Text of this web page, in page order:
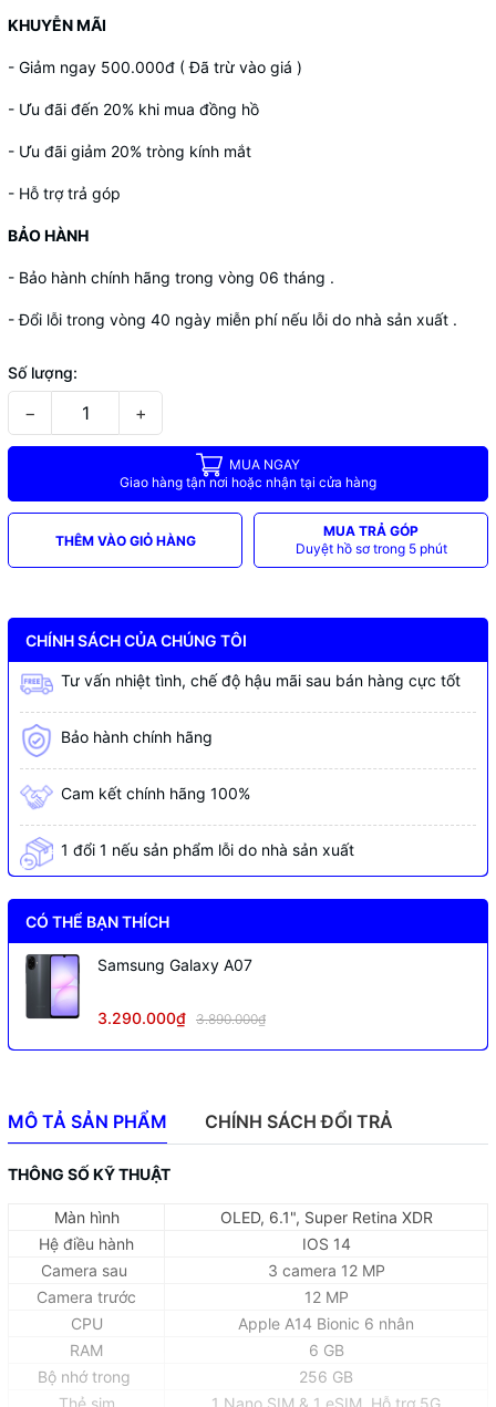
KHUYỄN MÃI
- Giảm ngay 500.000đ ( Đã trừ vào giá )
- Ưu đãi đến 20% khi mua đồng hồ
- Ưu đãi giảm 20% tròng kính mắt
- Hỗ trợ trả góp
BẢO HÀNH
- Bảo hành chính hãng trong vòng 06 tháng .
- Đổi lỗi trong vòng 40 ngày miễn phí nếu lỗi do nhà sản xuất .
Số lượng:
− +
MUA NGAY
Giao hàng tận nơi hoặc nhận tại cửa hàng
THÊM VÀO GIỎ HÀNG
MUA TRẢ GÓP
Duyệt hồ sơ trong 5 phút
CHÍNH SÁCH CỦA CHÚNG TÔI
Tư vấn nhiệt tình, chế độ hậu mãi sau bán hàng cực tốt
Bảo hành chính hãng
Cam kết chính hãng 100%
1 đổi 1 nếu sản phẩm lỗi do nhà sản xuất
CÓ THỂ BẠN THÍCH
Samsung Galaxy A07
3.290.000₫ 3.890.000₫
MÔ TẢ SẢN PHẨM CHÍNH SÁCH ĐỔI TRẢ
THÔNG SỐ KỸ THUẬT
Màn hình
OLED, 6.1", Super Retina XDR
Hệ điều hành
IOS 14
Camera sau
3 camera 12 MP
Camera trước
12 MP
CPU
Apple A14 Bionic 6 nhân
RAM
6 GB
Bộ nhớ trong
256 GB
Thẻ sim
1 Nano SIM & 1 eSIM, Hỗ trợ 5G